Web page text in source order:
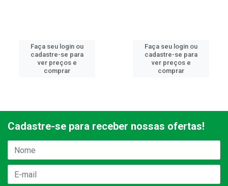
Faça seu login ou
cadastre-se para
ver preços e
comprar
Faça seu login ou
cadastre-se para
ver preços e
comprar
Cadastre-se para receber nossas ofertas!